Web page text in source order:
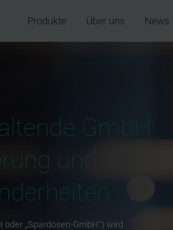
Produkte Über uns News
GmbH:
und
oder „Spardosen-GmbH“) wird